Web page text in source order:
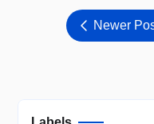
Newer